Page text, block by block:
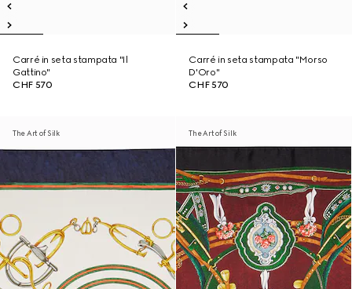
Carré in seta stampata "Il
Gattino"
CHF 570
Carré in seta stampata "Morso
D'Oro"
CHF 570
The Art of Silk The Art of Silk